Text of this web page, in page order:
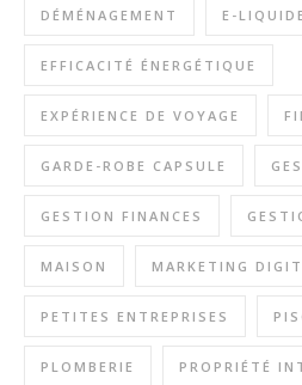
DÉMÉNAGEMENT E-
EFFICACITÉ ÉNERGÉTIQUE
EXPÉRIENCE DE VOYAGE
GARDE-ROBE CAPSULE
GESTION FINANCES
MAISON MARKETING
PETITES ENTREPRISES
PLOMBERIE PROPRIÉTÉ